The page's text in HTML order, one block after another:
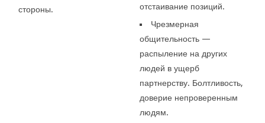
стороны.
отстаивание позиций.
Чрезмерная
общительность —
распыление на других
людей в ущерб
партнерству. Болтливость,
доверие непроверенным
людям.